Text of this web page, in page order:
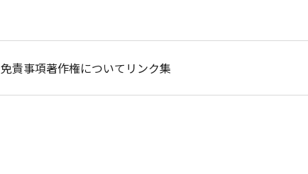
免責事項著作権について リンク集